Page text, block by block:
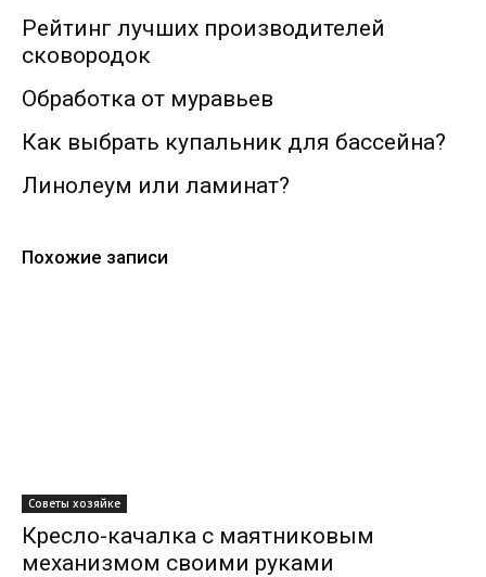
Рейтинг лучших производителей
сковородок
Обработка от муравьев
Как выбрать купальник для бассейна?
Линолеум или ламинат?
Похожие записи
Советы хозяйке
Кресло-качалка с маятниковым
механизмом своими руками